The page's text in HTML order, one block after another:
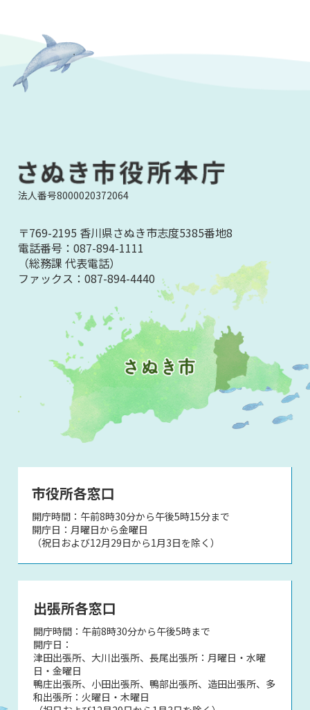
法人番号8000020372064
〒769-2195 香川県さぬき市志度5385番地8
電話番号：087-894-1111
（総務課 代表電話）
ファックス：087-894-4440
市役所各窓口
開庁時間：午前8時30分から午後5時15分まで
開庁日：月曜日から金曜日
（祝日および12月29日から1月3日を除く）
出張所各窓口
開庁時間：午前8時30分から午後5時まで
開庁日：
津田出張所、大川出張所、長尾出張所：月曜日・水曜
日・金曜日
鴨庄出張所、小田出張所、鴨部出張所、造田出張所、多
和出張所：火曜日・木曜日